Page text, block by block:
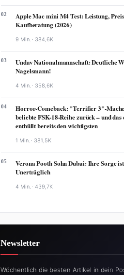
02
Apple Mac mini M4 Test: Leistung,
Kaufberatung (2026)
9 Min. · 384,6K
03
Undav Nationalmannschaft: Deutliche
Nagelsmann!
4 Min. · 358,6K
04
Horror-Comeback: "Terrifier 3"-
beliebte FSK-18-Reihe zurück – und
enthüllt bereits den wichtigsten
1 Min. · 381,5K
05
Verona Pooth Sohn Dubai: Ihre Sorge ist
Unerträglich
4 Min. ·439,7K
Newsletter
Wöchentlich die besten Artikel in dein